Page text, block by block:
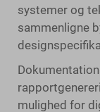
systemer og
sammenligne
mulighed for